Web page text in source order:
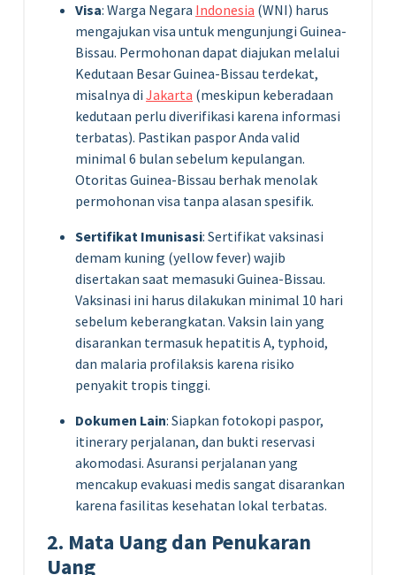
Visa: Warga Negara Indonesia (WNI) harus
mengajukan visa untuk mengunjungi Guinea-
Bissau. Permohonan dapat diajukan melalui
Kedutaan Besar Guinea-Bissau terdekat,
misalnya di Jakarta (meskipun keberadaan
kedutaan perlu diverifikasi karena informasi
terbatas). Pastikan paspor Anda valid
minimal 6 bulan sebelum kepulangan.
Otoritas Guinea-Bissau berhak menolak
permohonan visa tanpa alasan spesifik.
Sertifikat Imunisasi: Sertifikat vaksinasi
demam kuning (yellow fever) wajib
disertakan saat memasuki Guinea-Bissau.
Vaksinasi ini harus dilakukan minimal 10 hari
sebelum keberangkatan. Vaksin lain yang
disarankan termasuk hepatitis A, typhoid,
dan malaria profilaksis karena risiko
penyakit tropis tinggi.
Dokumen Lain: Siapkan fotokopi paspor,
itinerary perjalanan, dan bukti reservasi
akomodasi. Asuransi perjalanan yang
mencakup evakuasi medis sangat disarankan
karena fasilitas kesehatan lokal terbatas.
2. Mata Uang dan Penukaran
Uang